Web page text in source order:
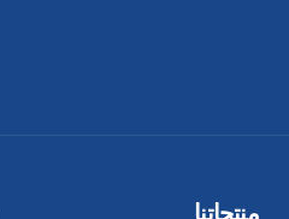
منتجاتنا